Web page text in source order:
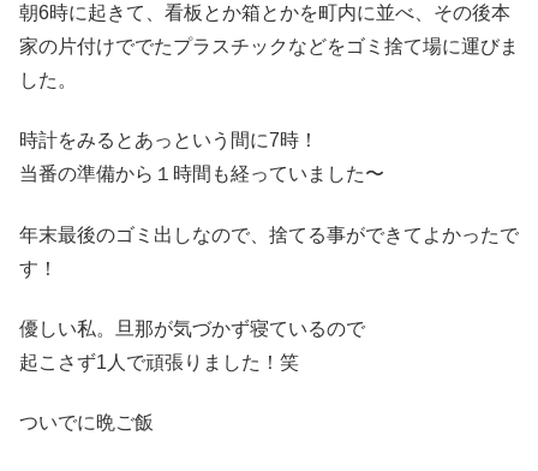
朝6時に起きて、看板とか箱とかを町内に並べ、その後本
家の片付けででたプラスチックなどをゴミ捨て場に運びま
した。
時計をみるとあっという間に7時！
当番の準備から１時間も経っていました〜
年末最後のゴミ出しなので、捨てる事ができてよかったで
す！
優しい私。旦那が気づかず寝ているので
起こさず1人で頑張りました！笑
ついでに晩ご飯